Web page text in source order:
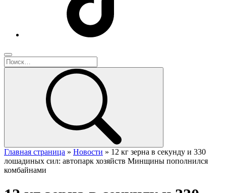
Главная страница » Новости » 12 кг зерна в секунду и 330
лошадиных сил: автопарк хозяйств Минщины пополнился
комбайнами